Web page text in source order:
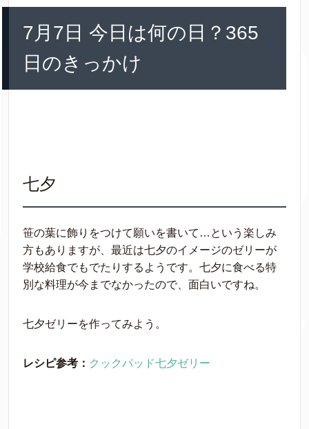
7月7日 今日は何の日？365
日のきっかけ
七夕
笹の葉に飾りをつけて願いを書いて…という楽しみ
方もありますが、最近は七夕のイメージのゼリーが
学校給食でもでたりするようです。七夕に食べる特
別な料理が今までなかったので、面白いですね。
七夕ゼリーを作ってみよう。
レシピ参考： クックパッド七夕ゼリー